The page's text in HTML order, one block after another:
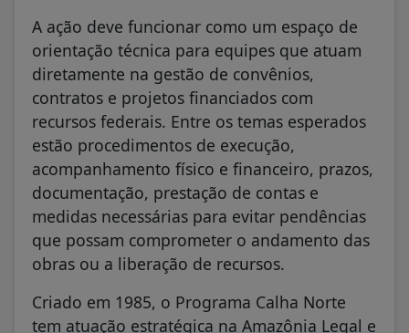
A ação deve funcionar como um espaço de
orientação técnica para equipes que atuam
diretamente na gestão de convênios,
contratos e projetos financiados com
recursos federais. Entre os temas esperados
estão procedimentos de execução,
acompanhamento físico e financeiro, prazos,
documentação, prestação de contas e
medidas necessárias para evitar pendências
que possam comprometer o andamento das
obras ou a liberação de recursos.
Criado em 1985, o Programa Calha Norte
tem atuação estratégica na Amazônia Legal e